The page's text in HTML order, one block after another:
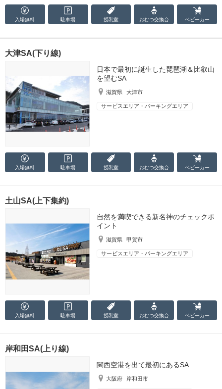
入場無料 駐車場 授乳室 おむつ交換台 ベビーカー
大津SA(下り線)
日本で最初に誕生した琵琶湖＆比叡山
を望むSA
滋賀県 大津市
サービスエリア・パーキングエリア
入場無料 駐車場 授乳室 おむつ交換台 ベビーカー
土山SA(上下集約)
自然を満喫できる新名神のチェックポ
イント
滋賀県 甲賀市
サービスエリア・パーキングエリア
入場無料 駐車場 授乳室 おむつ交換台 ベビーカー
岸和田SA(上り線)
関西空港を出て最初にあるSA
大阪府 岸和田市